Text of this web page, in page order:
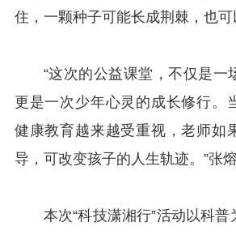
住，一颗种子可能长成荆棘，也可
“这次的公益课堂，不仅是一
更是一次少年心灵的成长修行。
健康教育越来越受重视，老师如
导，可改变孩子的人生轨迹。”张熔
本次“科技潇湘行”活动以科